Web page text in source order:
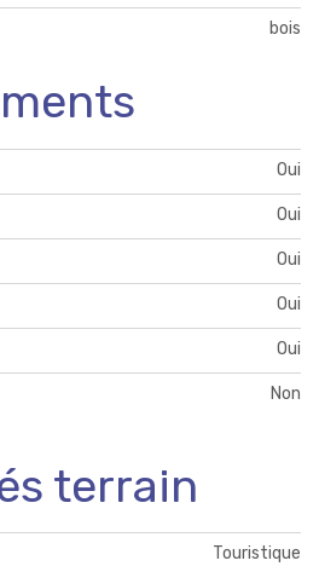
bois
Oui
Oui
Oui
Oui
Oui
Non
terrain
Touristique